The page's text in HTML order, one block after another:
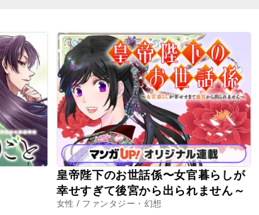
皇帝陛下のお世話係〜女官暮らしが
幸せすぎて後宮から出られません～
女性 / ファンタジー・幻想